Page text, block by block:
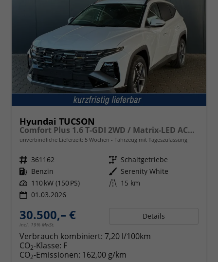
Hyundai TUCSON
Comfort Plus 1.6 T-GDI 2WD / Matrix-LED ACC Shz vo+hi + Lenkradheizung Elek. Heck Alu 18"
unverbindliche Lieferzeit: 5 Wochen Fahrzeug mit Tageszulassung
Fahrzeugnr. 361162 Getriebe Schaltgetriebe
Kraftstoff Benzin Außenfarbe Serenity White
Leistung 110 kW (150 PS) Kilometerstand 15 km
01.03.2026
30.500,– €
incl. 19% MwSt.
Details
Verbrauch kombiniert: 7,20 l/100km
CO2-Klasse: F
CO2-Emissionen: 162,00 g/km